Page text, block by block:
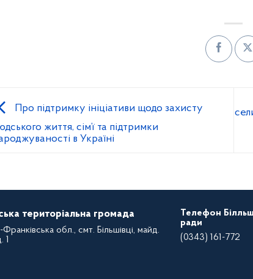
Про підтримку ініціативи щодо захисту
життя, сім’ї та підтримки
в Україні
територіальна громада
Франківська обл., смт. Більшівці, майд.
1
Телефон
ради
(0343) 161-772